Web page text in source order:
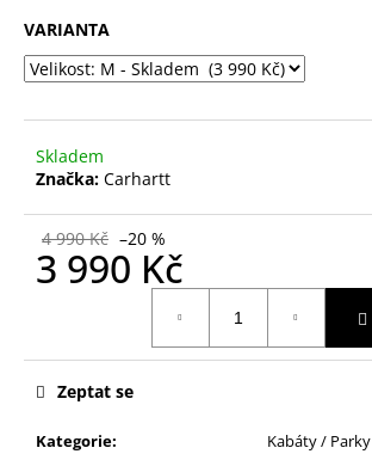
VARIANTA
Skladem
Značka: Carhartt
4 990 Kč –20 %
3 990 Kč
Kategorie:
Kabáty / Parky
Zeptat se